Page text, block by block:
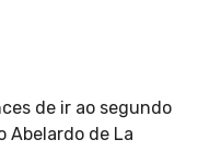
de ir ao segundo
Abelardo de La